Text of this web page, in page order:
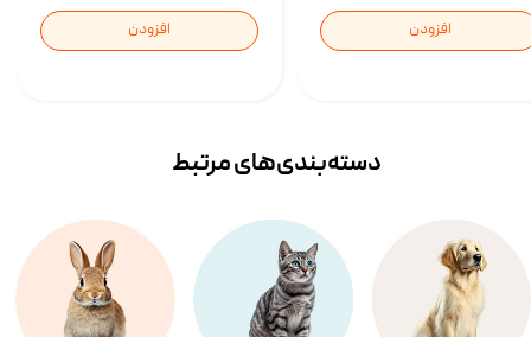
افزودن افزودن
دسته‌بندی‌‌های مرتبط